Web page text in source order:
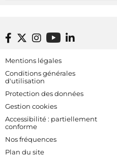
Footer bottom
Mentions légales
Conditions générales
d'utilisation
Protection des données
Gestion cookies
Accessibilité : partiellement
conforme
Nos fréquences
Plan du site